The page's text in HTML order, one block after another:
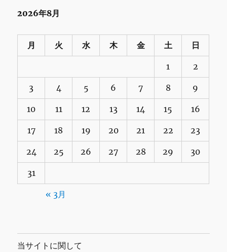
2026年8月
月 火 水 木 金 土 日
1 2
3 4 5 6 7 8 9
10 11 12 13 14 15 16
17 18 19 20 21 22 23
24 25 26 27 28 29 30
31
« 3月
当サイトに関して